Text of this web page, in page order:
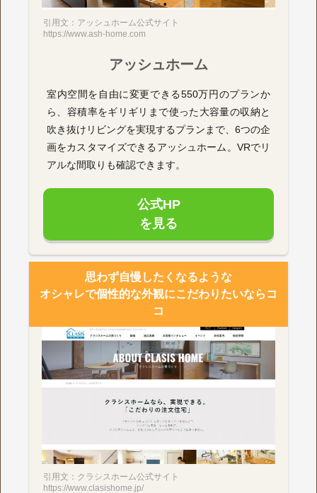
引用文：アッシュホーム公式サイト
https://www.ash-home.com
アッシュホーム
室内空間を自由に変更できる550万円のプランか
ら、容積率をギリギリまで使った大容量の収納と
吹き抜けリビングを実現するプランまで、6つの企
画をカスタマイズできるアッシュホーム。VRでリ
アルな間取りも確認できます。
公式HP
を見る
思わず自慢したくなるような
オシャレで個性的な外観にこだわりたいならコ
コ
引用文：クラシスホーム公式サイト
https://www.clasishome.jp/